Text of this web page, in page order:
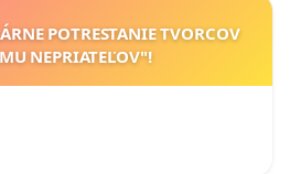
POTRESTANIE TVORCOV
NEPRIATEĽOV"!